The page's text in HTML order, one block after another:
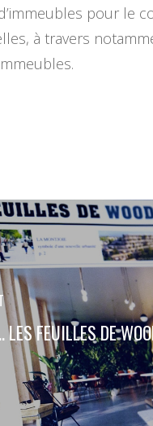
pour le
à travers
LES FEUILLES DE